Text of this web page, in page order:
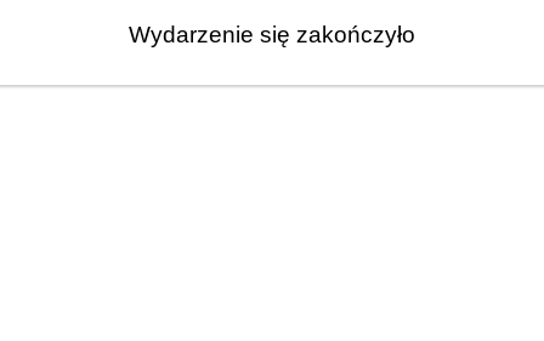
Wydarzenie się zakończyło